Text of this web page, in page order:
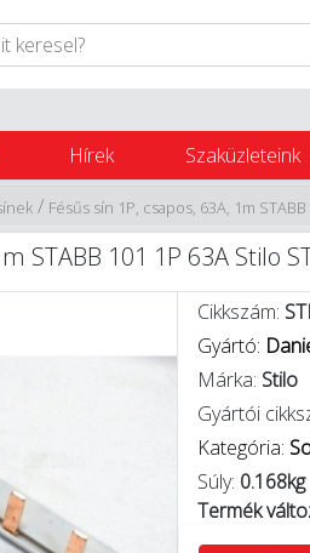
Hírek Szaküzleteink
Fésűs sín 1P, csapos, 63A, 1m
/
STABB 101 1P 63A Stilo
Cikkszám:
Gyártó:
Márka: Stilo
Gyártói
Kategória:
Súly: 0.168kg
Termék